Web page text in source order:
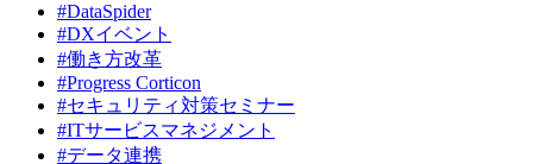
#DataSpider
#DXイベント
#働き方改革
#Progress Corticon
#セキュリティ対策セミナー
#ITサービスマネジメント
#データ連携